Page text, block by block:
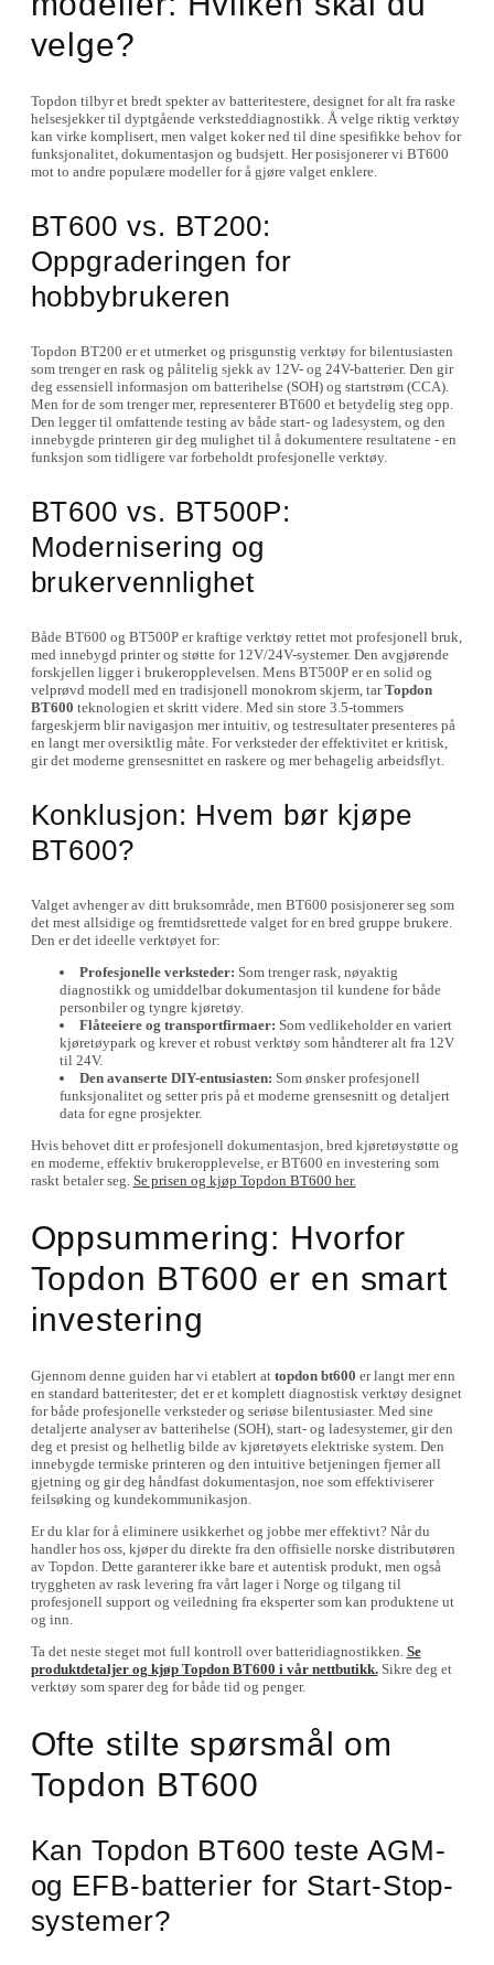
velge?
Topdon tilbyr et bredt spekter av batteritestere, designet for alt fra raske
helsesjekker til dyptgående verksteddiagnostikk. Å velge riktig verktøy
kan virke komplisert, men valget koker ned til dine spesifikke behov for
funksjonalitet, dokumentasjon og budsjett. Her posisjonerer vi BT600
mot to andre populære modeller for å gjøre valget enklere.
BT600 vs. BT200:
Oppgraderingen for
hobbybrukeren
Topdon BT200 er et utmerket og prisgunstig verktøy for bilentusiasten
som trenger en rask og pålitelig sjekk av 12V- og 24V-batterier. Den gir
deg essensiell informasjon om batterihelse (SOH) og startstrøm (CCA).
Men for de som trenger mer, representerer BT600 et betydelig steg opp.
Den legger til omfattende testing av både start- og ladesystem, og den
innebygde printeren gir deg mulighet til å dokumentere resultatene - en
funksjon som tidligere var forbeholdt profesjonelle verktøy.
BT600 vs. BT500P:
Modernisering og
brukervennlighet
Både BT600 og BT500P er kraftige verktøy rettet mot profesjonell bruk,
med innebygd printer og støtte for 12V/24V-systemer. Den avgjørende
forskjellen ligger i brukeropplevelsen. Mens BT500P er en solid og
velprøvd modell med en tradisjonell monokrom skjerm, tarTopdon
BT600 teknologien et skritt videre. Med sin store 3.5-tommers
fargeskjerm blir navigasjon mer intuitiv, og testresultater presenteres på
en langt mer oversiktlig måte. For verksteder der effektivitet er kritisk,
gir det moderne grensesnittet en raskere og mer behagelig arbeidsflyt.
Konklusjon: Hvem bør kjøpe
BT600?
Valget avhenger av ditt bruksområde, men BT600 posisjonerer seg som
det mest allsidige og fremtidsrettede valget for en bred gruppe brukere.
Den er det ideelle verktøyet for:
Profesjonelle verksteder: Som trenger rask, nøyaktig
diagnostikk og umiddelbar dokumentasjon til kundene for både
personbiler og tyngre kjøretøy.
Flåteeiere og transportfirmaer: Som vedlikeholder en variert
kjøretøypark og krever et robust verktøy som håndterer alt fra 12V
til 24V.
Den avanserte DIY-entusiasten: Som ønsker profesjonell
funksjonalitet og setter pris på et moderne grensesnitt og detaljert
data for egne prosjekter.
Hvis behovet ditt er profesjonell dokumentasjon, bred kjøretøystøtte og
en moderne, effektiv brukeropplevelse, er BT600 en investering som
raskt betaler seg. Se prisen og kjøp Topdon BT600 her.
Oppsummering: Hvorfor
Topdon BT600 er en smart
investering
Gjennom denne guiden har vi etablert at topdon bt600 er langt mer enn
en standard batteritester; det er et komplett diagnostisk verktøy designet
for både profesjonelle verksteder og seriøse bilentusiaster. Med sine
detaljerte analyser av batterihelse (SOH), start- og ladesystemer, gir den
deg et presist og helhetlig bilde av kjøretøyets elektriske system. Den
innebygde termiske printeren og den intuitive betjeningen fjerner all
gjetning og gir deg håndfast dokumentasjon, noe som effektiviserer
feilsøking og kundekommunikasjon.
Er du klar for å eliminere usikkerhet og jobbe mer effektivt? Når du
handler hos oss, kjøper du direkte fra den offisielle norske distributøren
av Topdon. Dette garanterer ikke bare et autentisk produkt, men også
tryggheten av rask levering fra vårt lager i Norge og tilgang til
profesjonell support og veiledning fra eksperter som kan produktene ut
og inn.
Ta det neste steget mot full kontroll over batteridiagnostikken. Se
produktdetaljer og kjøp Topdon BT600 i vår nettbutikk.Sikre deg et
verktøy som sparer deg for både tid og penger.
Ofte stilte spørsmål om
Topdon BT600
Kan Topdon BT600 teste AGM-
og EFB-batterier for Start-Stop-
systemer?